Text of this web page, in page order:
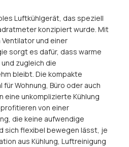
Luftkühlgerät, das speziell
konzipiert wurde. Mit
und einer
sorgt es dafür, dass warme
zugleich die
bleibt. Die kompakte
Wohnung, Büro oder auch
eine unkomplizierte Kühlung
von einer
die keine aufwendige
sich flexibel bewegen lässt, je
aus Kühlung, Luftreinigung